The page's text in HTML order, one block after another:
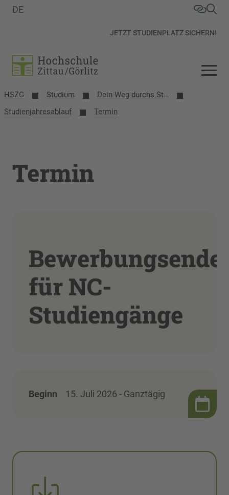
JETZT STUDIENPLATZ SICHERN!
DE
HSZG Studium
Dein Weg durchs Studium
Studienjahresablauf
Termin
Termin
Bewerbungsende
für NC-
Studiengänge
Beginn 15. Juli 2026 - Ganztägig